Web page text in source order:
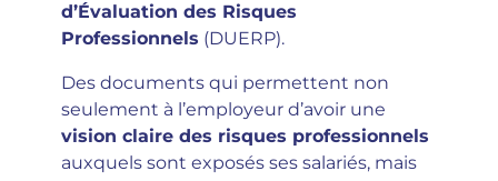
d’Évaluation des Risques
Professionnels (DUERP).
Des documents qui permettent non
seulement à l’employeur d’avoir une
vision claire des risques professionnels
auxquels sont exposés ses salariés, mais